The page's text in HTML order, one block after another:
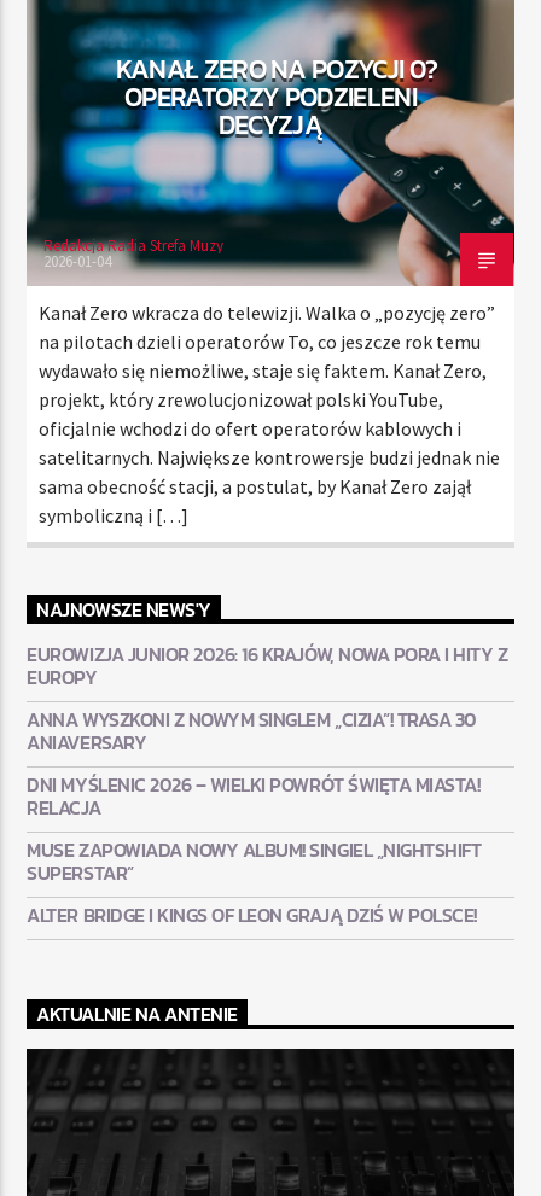
RADIO STREFA MUZY
00:00 24:00
KANAŁ ZERO NA POZYCJI 0?
OPERATORZY PODZIELENI
DECYZJĄ
Redakcja Radia Strefa Muzy
2026-01-04
Kanał Zero wkracza do telewizji. Walka o „pozycję zero”
na pilotach dzieli operatorów To, co jeszcze rok temu
wydawało się niemożliwe, staje się faktem. Kanał Zero,
projekt, który zrewolucjonizował polski YouTube,
oficjalnie wchodzi do ofert operatorów kablowych i
satelitarnych. Największe kontrowersje budzi jednak nie
sama obecność stacji, a postulat, by Kanał Zero zajął
symboliczną i […]
NAJNOWSZE NEWS'Y
EUROWIZJA JUNIOR 2026: 16 KRAJÓW, NOWA PORA I HITY Z
EUROPY
ANNA WYSZKONI Z NOWYM SINGLEM „CIZIA”! TRASA 30
ANIAVERSARY
DNI MYŚLENIC 2026 – WIELKI POWRÓT ŚWIĘTA MIASTA!
RELACJA
MUSE ZAPOWIADA NOWY ALBUM! SINGIEL „NIGHTSHIFT
SUPERSTAR”
ALTER BRIDGE I KINGS OF LEON GRAJĄ DZIŚ W POLSCE!
AKTUALNIE NA ANTENIE